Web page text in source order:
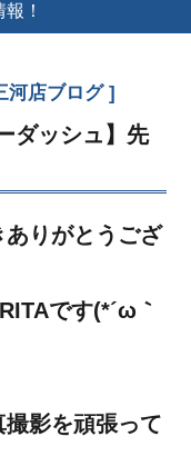
！
河店ブログ
ダッシュ】先
りがとうござ
です(*´ω｀
影を頑張って